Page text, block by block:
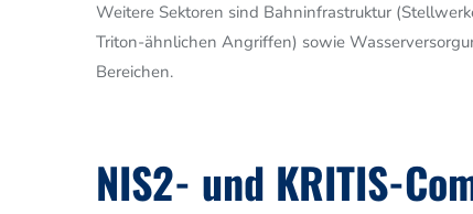
Weitere Sektoren sind Bahninfrastruktur
Triton-ähnlichen Angriffen) sowie
Bereichen.
NIS2- und KRITIS-